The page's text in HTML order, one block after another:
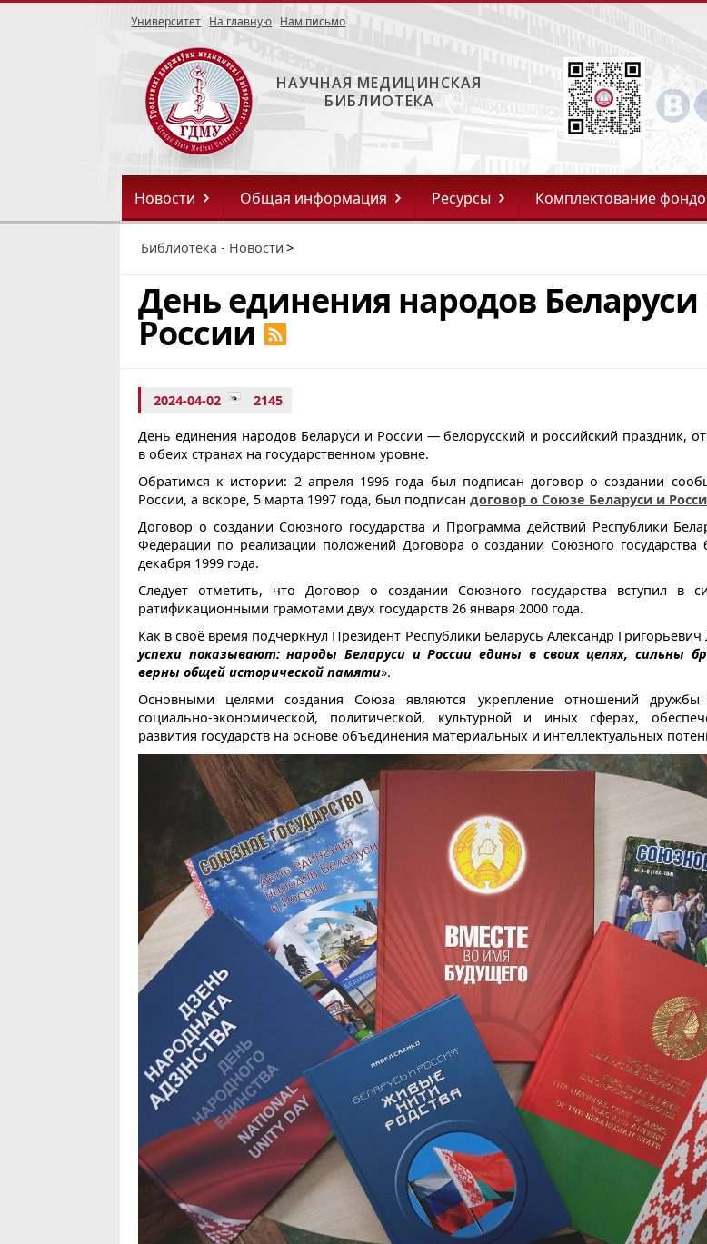
Университет На главную Нам письмо
НАУЧНАЯ МЕДИЦИНСКАЯ
БИБЛИОТЕКА
Новости Общая информация Ресурсы Комплектование
Библиотека - Новости >
День единения народов Беларуси
России
2024-04-02 2145
День единения народов Беларуси и России — белорусский и российский праздник,
в обеих странах на государственном уровне.
Обратимся к истории: 2 апреля 1996 года был подписан договор о создании
России, а вскоре, 5 марта 1997 года, был подписан договор о Союзе Беларуси и
Договор о создании Союзного государства и Программа действий Республики
Федерации по реализации положений Договора о создании Союзного
декабря 1999 года.
Следует отметить, что Договор о создании Союзного государства вступил в
ратификационными грамотами двух государств 26 января 2000 года.
Как в своё время подчеркнул Президент Республики Беларусь Александр
успехи показывают: народы Беларуси и России едины в своих целях, сильны
верны общей исторической памяти».
Основными целями создания Союза являются укрепление отношений
социально-экономической, политической, культурной и иных сферах,
развития государств на основе объединения материальных и интеллектуальных